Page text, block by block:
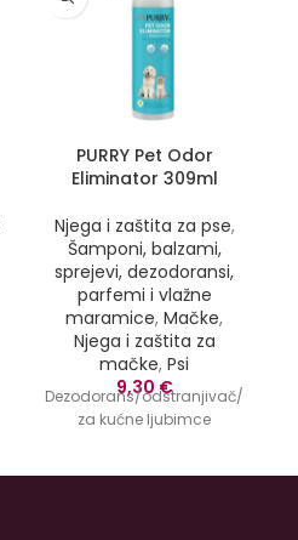
PURRY Pet Odor
Eliminator 309ml
Njega i zaštita za pse,
Šamponi, balzami,
sprejevi, dezodoransi,
parfemi i vlažne
maramice, Mačke,
Njega i zaštita za
mačke, Psi
9,30 €
Dezodorans/odstranjivač/sprej
za kućne ljubimce